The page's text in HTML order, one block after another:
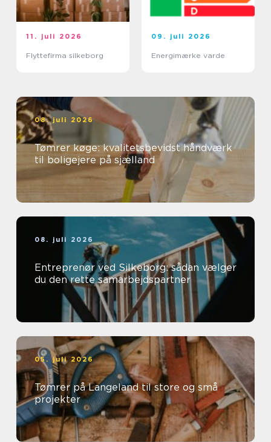
11. juli 2026
Flyttefirma silkeborg
09. juli 2026
Energimærke varde
08. juli 2026
Tømrer køge: kvalitetsbevidst håndværk
til boligejere på sjælland
08. juli 2026
Entreprenør ved Silkeborg: sådan vælger
du den rette samarbejdspartner
05. juli 2026
Tømrer på Langeland til store og små
projekter